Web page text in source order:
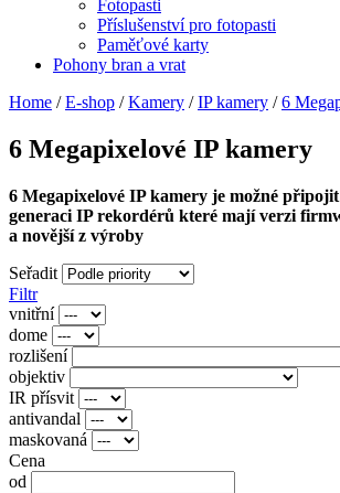
Fotopasti
Příslušenství pro fotopasti
Paměťové karty
Pohony bran a vrat
Home / E-shop / Kamery / IP kamery / 6
6 Megapixelové IP kamery
6 Megapixelové IP kamery je možné
generaci IP rekordérů které mají verzi
a novější z výroby
Seřadit
Filtr
vnitřní
dome
rozlišení
objektiv
IR přísvit
antivandal
maskovaná
Cena
od